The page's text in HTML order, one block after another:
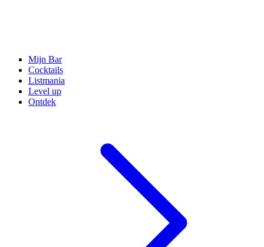
Mijn Bar
Cocktails
Listmania
Level up
Ontdek